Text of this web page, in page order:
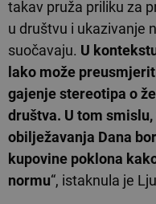
takav pruža priliku za
u društvu i ukazivanje
suočavaju. U
lako može
gajenje stereotipa o
društva. U tom
obilježavanja Dana
kupovine poklona
normu“, istaknula je